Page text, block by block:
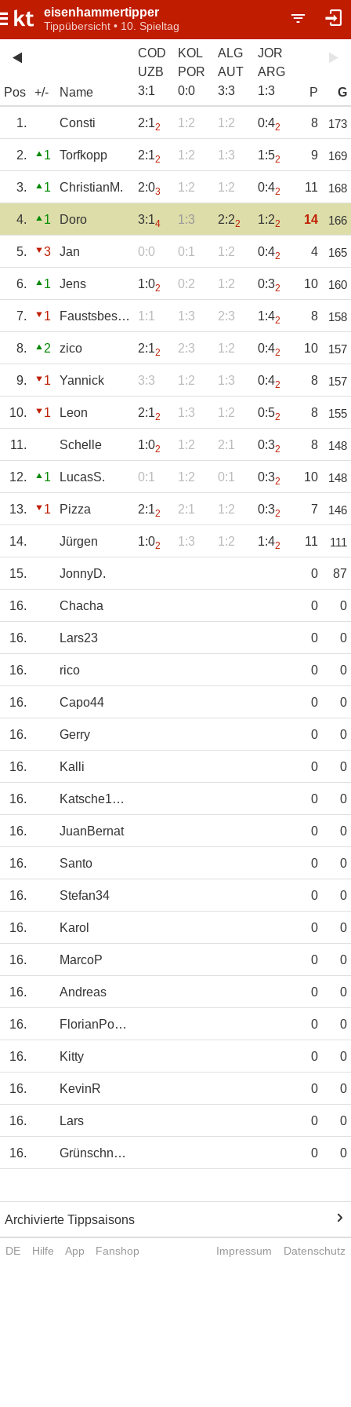
eisenhammertipper
Tippübersicht • 10. Spieltag
Pos +/- Name
COD
UZB
3:1
KOL
POR
0:0
ALG
AUT
3:3
JOR
ARG
1:3 P G
1. Consti 2:12 1:2 1:2 0:42 8 173
2. 1 Torfkopp 2:12 1:2 1:3 1:52 9 169
3. 1 ChristianM. 2:03 1:2 1:2 0:42 11 168
4. 1 Doro 3:14 1:3 2:22 1:22 14 166
5. 3 Jan 0:0 0:1 1:2 0:42 4 165
6. 1 Jens 1:02 0:2 1:2 0:32 10 160
7. 1 FaustsbesterKun 1:1 1:3 2:3 1:42 8 158
8. 2 zico 2:12 2:3 1:2 0:42 10 157
9. 1 Yannick 3:3 1:2 1:3 0:42 8 157
10. 1 Leon 2:12 1:3 1:2 0:52 8 155
11. Schelle 1:02 1:2 2:1 0:32 8 148
12. 1 LucasS. 0:1 1:2 0:1 0:32 10 148
13. 1 Pizza 2:12 2:1 1:2 0:32 7 146
14. Jürgen 1:02 1:3 1:2 1:42 11 111
15. JonnyD. 0 87
16. Chacha 0 0
16. Lars23 0 0
16. rico 0 0
16. Capo44 0 0
16. Gerry 0 0
16. Kalli 0 0
16. Katsche1974 0 0
16. JuanBernat 0 0
16. Santo 0 0
16. Stefan34 0 0
16. Karol 0 0
16. MarcoP 0 0
16. Andreas 0 0
16. FlorianPoppe 0 0
16. Kitty 0 0
16. KevinR 0 0
16. Lars 0 0
16. Grünschnabel 0 0
Archivierte Tippsaisons
DE Hilfe App Fanshop Impressum Datenschutz